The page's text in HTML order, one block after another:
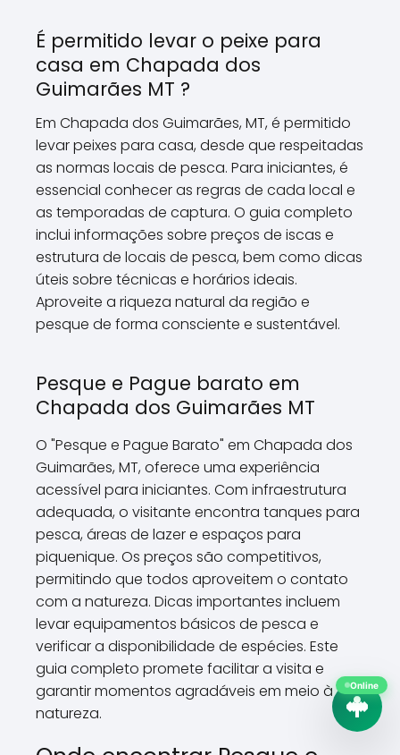
É permitido levar o peixe para
casa em Chapada dos
Guimarães MT ?
Em Chapada dos Guimarães, MT, é permitido
levar peixes para casa, desde que respeitadas
as normas locais de pesca. Para iniciantes, é
essencial conhecer as regras de cada local e
as temporadas de captura. O guia completo
inclui informações sobre preços de iscas e
estrutura de locais de pesca, bem como dicas
úteis sobre técnicas e horários ideais.
Aproveite a riqueza natural da região e
pesque de forma consciente e sustentável.
Pesque e Pague barato em
Chapada dos Guimarães MT
O "Pesque e Pague Barato" em Chapada dos
Guimarães, MT, oferece uma experiência
acessível para iniciantes. Com infraestrutura
adequada, o visitante encontra tanques para
pesca, áreas de lazer e espaços para
piquenique. Os preços são competitivos,
permitindo que todos aproveitem o contato
com a natureza. Dicas importantes incluem
levar equipamentos básicos de pesca e
verificar a disponibilidade de espécies. Este
guia completo promete facilitar a visita e
garantir momentos agradáveis em meio à
natureza.
Online